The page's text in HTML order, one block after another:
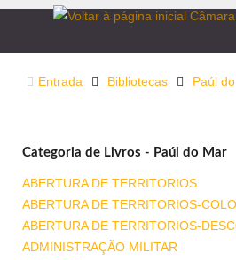
Entrada Bibliotecas Paúl
Categoria de Livros - Paúl do Mar
ABERTURA DE TERRITORIOS
ABERTURA DE TERRITORIOS-
ABERTURA DE TERRITORIOS-
ADMINISTRAÇÃO MILITAR